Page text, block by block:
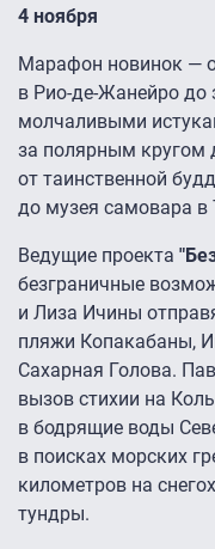
4 ноября
Марафон новинок —
в Рио-де-Жанейро до
молчаливыми
за полярным кругом
от таинственной
до музея самовара в
Ведущие проекта
безграничные
и Лиза Ичины
пляжи Копакабаны,
Сахарная Голова.
вызов стихии на
в бодрящие воды
в поисках морских
километров на
тундры.